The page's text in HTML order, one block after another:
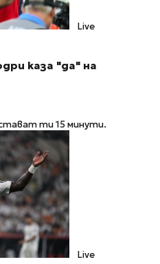
Live
каза "да" на
ти 15 минути.
Live